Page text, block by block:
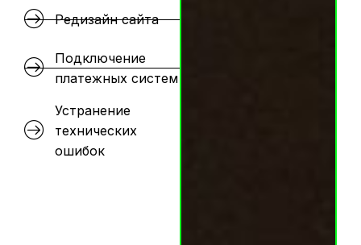
Редизайн сайта
Подключение
платежных систем
Устранение
технических
ошибок